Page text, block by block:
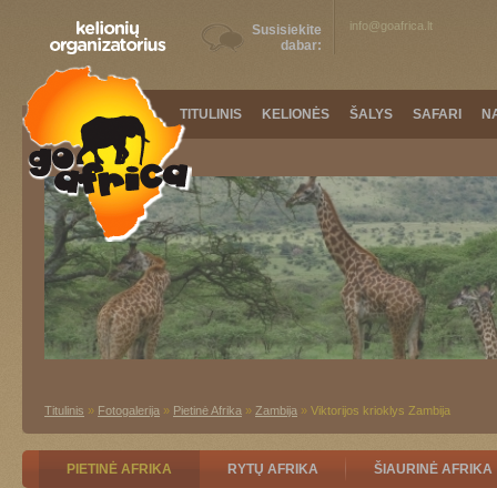
Susisiekite
dabar:
info@goafrica.lt
TITULINIS KELIONĖS ŠALYS SAFARI
Titulinis » Fotogalerija » Pietinė Afrika » Zambija » Viktorijos krioklys Zambija
PIETINĖ AFRIKA RYTŲ AFRIKA ŠIAURINĖ AFRIKA